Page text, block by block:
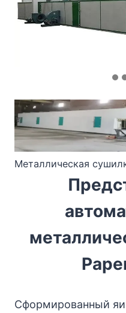
Металлическая
Сформированный